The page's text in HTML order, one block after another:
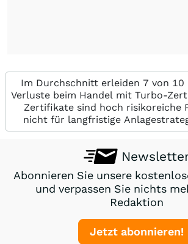
Im Durchschnitt erleiden 7 von 10
Verluste beim Handel mit Turbo-
Zertifikate sind hoch risikoreiche
nicht für langfristige
Abonnieren Sie unsere
und verpassen Sie nichts
Redaktion
Jetzt abonnieren!